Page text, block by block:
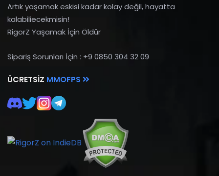
Artık yaşamak eskisi kadar kolay değil, hayatta
kalabiliecekmisin!
RigorZ Yaşamak İçin Öldür
Sipariş Sorunları İçin : +9 0850 304 32 09
ÜCRETSIZ MMOFPS